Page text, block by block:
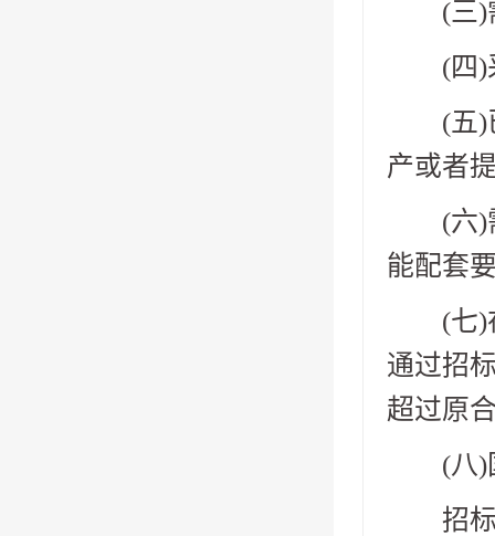
(三)需
(四)采
(五)已
产或者
(六)需
能配套
(七)在
通过招
超过原
(八)国
招标